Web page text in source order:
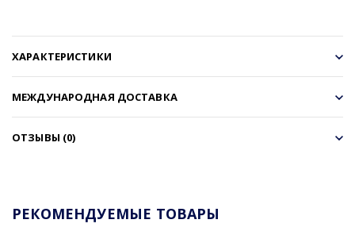
ХАРАКТЕРИСТИКИ
МЕЖДУНАРОДНАЯ ДОСТАВКА
ОТЗЫВЫ (0)
РЕКОМЕНДУЕМЫЕ ТОВАРЫ